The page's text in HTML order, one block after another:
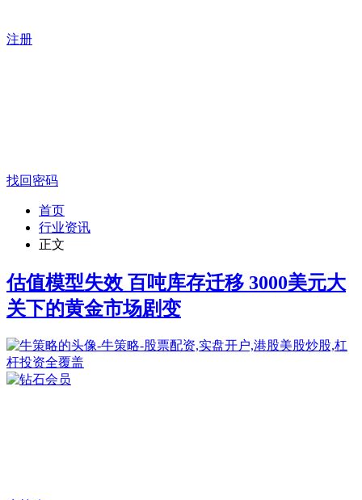
注册
找回密码
首页
行业资讯
正文
估值模型失效 百吨库存迁移 3000美元大
关下的黄金市场剧变